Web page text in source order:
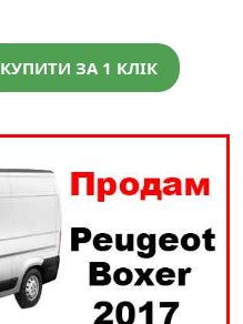
КУПИТИ ЗА 1 КЛIК